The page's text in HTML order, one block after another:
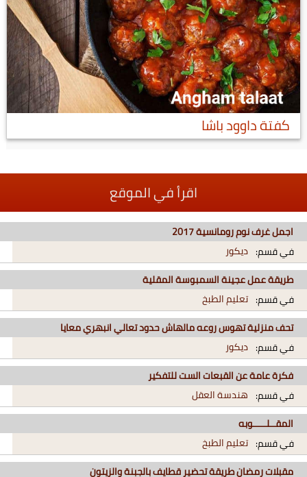
كفتة داوود باشا
اقرأ في الموقع
اجمل غرف نوم رومانسية 2017
في قسم: ديكور
طريقة عمل عجينة السمبوسة المقلية
في قسم: تعليم الطبخ
تحف منزلية تهوس روعه مالهاش حدود تعالي انبهري معايا
في قسم: ديكور
فكرة عامة عن القبعات الست للتفكير
في قسم: هندسة العقل
المقــلـــــوبه
في قسم: تعليم الطبخ
مقبلات رمضان طريقة تحضير قطايف بالجبنة والزيتون